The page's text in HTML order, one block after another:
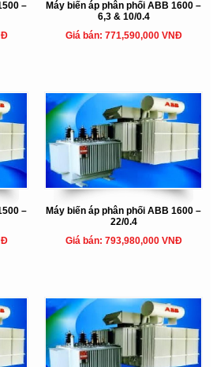
–
Máy biến áp phân phối ABB 1600 –
6,3 & 10/0.4
Giá bán: 771,590,000 VNĐ
–
Máy biến áp phân phối ABB 1600 –
22/0.4
Giá bán: 793,980,000 VNĐ